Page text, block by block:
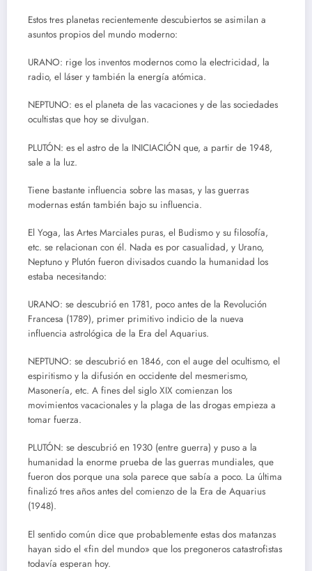
Estos tres planetas recientemente descubiertos se asimilan a
asuntos propios del mundo moderno:
URANO: rige los inventos modernos como la electricidad, la
radio, el láser y también la energía atómica.
NEPTUNO: es el planeta de las vacaciones y de las sociedades
ocultistas que hoy se divulgan.
PLUTÓN: es el astro de la INICIACIÓN que, a partir de 1948,
sale a la luz.
Tiene bastante influencia sobre las masas, y las guerras
modernas están también bajo su influencia.
El Yoga, las Artes Marciales puras, el Budismo y su filosofía,
etc. se relacionan con él. Nada es por casualidad, y Urano,
Neptuno y Plutón fueron divisados cuando la humanidad los
estaba necesitando:
URANO: se descubrió en 1781, poco antes de la Revolución
Francesa (1789), primer primitivo indicio de la nueva
influencia astrológica de la Era del Aquarius.
NEPTUNO: se descubrió en 1846, con el auge del ocultismo, el
espiritismo y la difusión en occidente del mesmerismo,
Masonería, etc. A fines del siglo XIX comienzan los
movimientos vacacionales y la plaga de las drogas empieza a
tomar fuerza.
PLUTÓN: se descubrió en 1930 (entre guerra) y puso a la
humanidad la enorme prueba de las guerras mundiales, que
fueron dos porque una sola parece que sabía a poco. La última
finalizó tres años antes del comienzo de la Era de Aquarius
(1948).
El sentido común dice que probablemente estas dos matanzas
hayan sido el «fin del mundo» que los pregoneros catastrofistas
todavía esperan hoy.